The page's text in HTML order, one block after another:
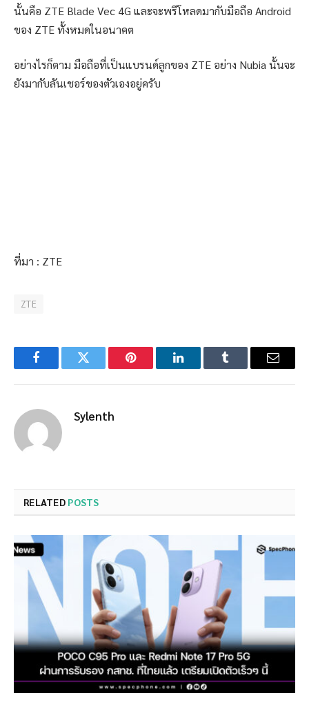
นั้นคือ ZTE Blade Vec 4G และจะพรีโหลดมากับมือถือ Android
ของ ZTE ทั้งหมดในอนาคต
อย่างไรก็ตาม มือถือที่เป็นแบรนด์ลูกของ ZTE อย่าง Nubia นั้นจะ
ยังมากับลันเชอร์ของตัวเองอยู่ครับ
ที่มา : ZTE
ZTE
FacebookTwitter Pinterest LinkedInTumblr Email
Sylenth
RELATED POSTS